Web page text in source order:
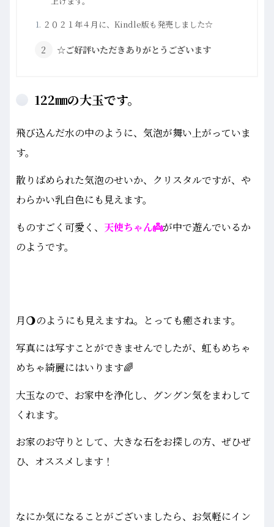
２０２１年４月に、Kindle版も発売しました☆
☆ご好評いただきありがとうございます
122㎜の大玉です。
飛び込んだ水の中のように、気泡が舞い上がっていま
す。
散りばめられた気泡のせいか、クリスタルですが、や
わらかい乳白色にも見えます。
ものすごく可愛く、 天使ちゃん👼が中で遊んでいるか
のようです。
月🌖のようにも見えますね。とっても癒されます。
写真には写すことができませんでしたが、虹もめちゃ
めちゃ綺麗にはいります🌈
大玉なので、お家中を浄化し、グングン気をまわして
くれます。
お家のお守りとして、大きな石をお探しの方、ぜひぜ
ひ、オススメします！
なにか気になることがございましたら、お気軽にイン